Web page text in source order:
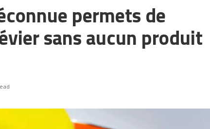
permets de
sans aucun produit